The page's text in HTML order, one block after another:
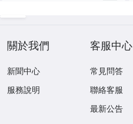
關於我們
新聞中心
服務說明
客服中心
常見問答
聯絡客服
最新公告